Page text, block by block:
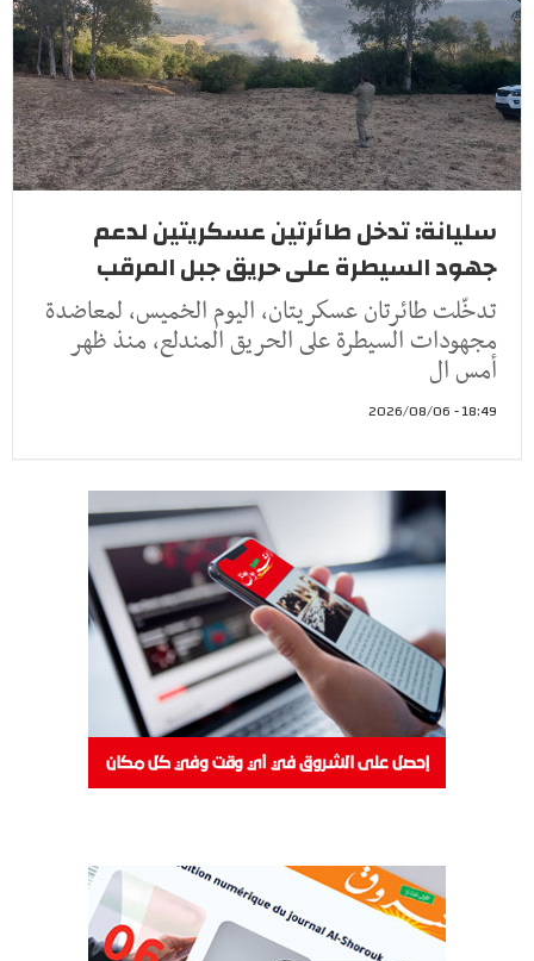
سليانة: تدخل طائرتين عسكريتين لدعم
جهود السيطرة على حريق جبل المرقب
تدخّلت طائرتان عسكريتان، اليوم الخميس، لمعاضدة
مجهودات السيطرة على الحريق المندلع، منذ ظهر
أمس ال
18:49 - 2026/08/06